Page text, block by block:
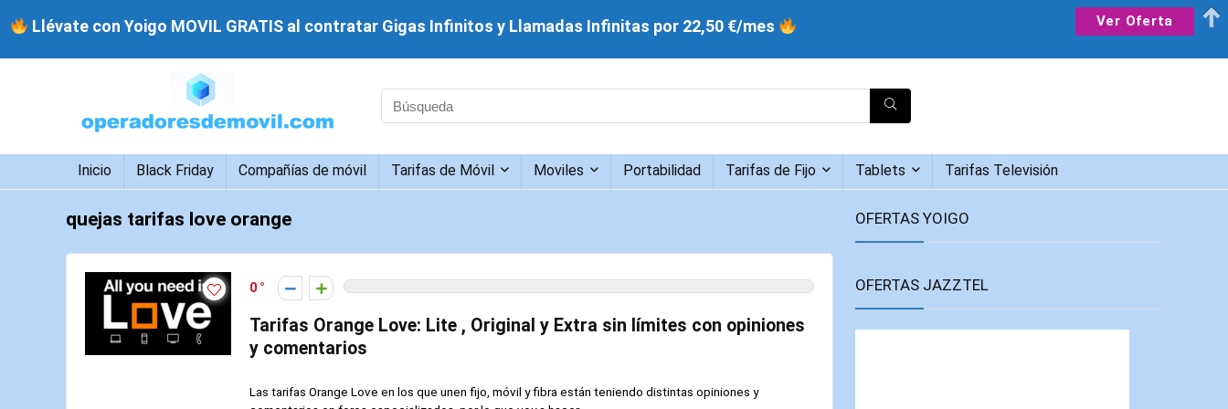
Inicio Black Friday Compañías de móvil Tarifas de Móvil Moviles Portabilidad Tarifas de Fijo Tablets Tarifas Televisión
quejas tarifas love orange
0
Tarifas Orange Love: Lite , Original y Extra sin límites con opiniones
y comentarios
Las tarifas Orange Love en los que unen fijo, móvil y fibra están teniendo distintas opiniones y
OFERTAS YOIGO
OFERTAS JAZZTEL
Llévate con Yoigo MOVIL GRATIS al contratar Gigas Infinitos y Llamadas Infinitas por 22,50 €/mes Ver Oferta